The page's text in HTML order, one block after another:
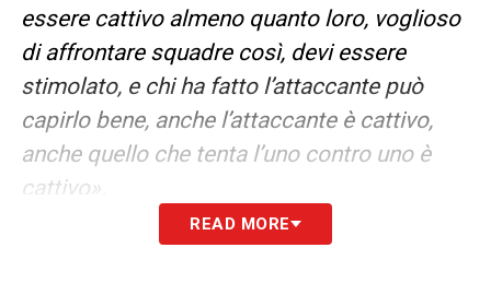
essere cattivo almeno quanto loro, voglioso
di affrontare squadre così, devi essere
stimolato, e chi ha fatto l’attaccante può
capirlo bene, anche l’attaccante è cattivo,
anche quello che tenta l’uno contro uno è
cattivo».
READ MORE